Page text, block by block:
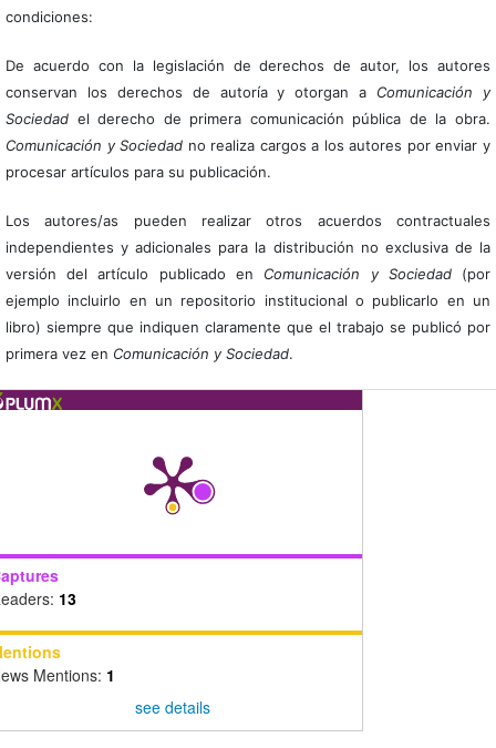
condiciones:
De acuerdo con la legislación de derechos de autor, los autores
conservan los derechos de autoría y otorgan a Comunicación y
Sociedadel derecho de primera comunicación pública de la obra.
Comunicación y Sociedad no realiza cargos a los autores por enviar y
procesar artículos para su publicación.
Los autores/as pueden realizar otros acuerdos contractuales
independientes y adicionales para la distribución no exclusiva de la
versión del artículo publicado en Comunicación y Sociedad(por
ejemplo incluirlo en un repositorio institucional o publicarlo en un
libro) siempre que indiquen claramente que el trabajo se publicó por
primera vez en Comunicación y Sociedad.
13
Mentions: 1
see details